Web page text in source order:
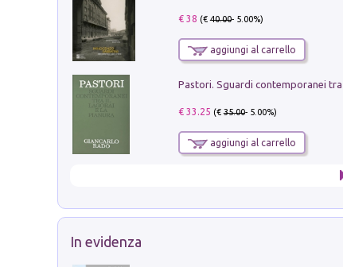
€ 38 (€40.00- 5.00%)
aggiungi al carrello
€ 33.25 (€35.00- 5.00%)
aggiungi al carrello
In evidenza